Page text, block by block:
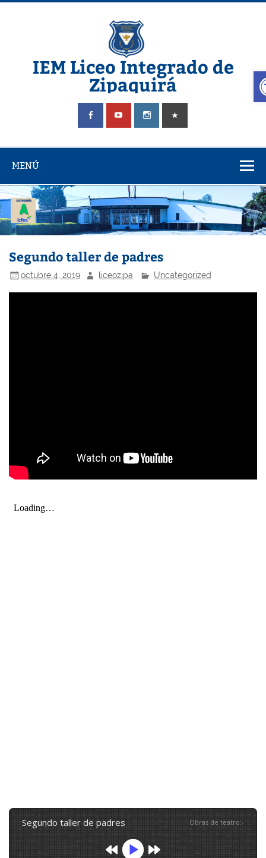
Saltar
IEM Liceo Integrado de
Zipaquirá
Pagina del Liceo Integrado Zipaquira
MENÚ
Segundo taller de padres
octubre 4, 2019 liceozipa Uncategorized
segundo taller de padres Obras de teatro:-